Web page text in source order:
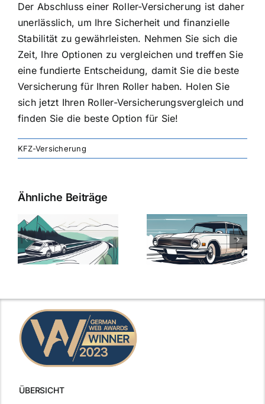
Der Abschluss einer Roller-Versicherung ist daher
unerlässlich, um Ihre Sicherheit und finanzielle
Stabilität zu gewährleisten. Nehmen Sie sich die
Zeit, Ihre Optionen zu vergleichen und treffen Sie
eine fundierte Entscheidung, damit Sie die beste
Versicherung für Ihren Roller haben. Holen Sie
sich jetzt Ihren Roller-Versicherungsvergleich und
finden Sie die beste Option für Sie!
KFZ-Versicherung
Ähnliche Beiträge
Versicherung:
Günstige Kfz-
Versicherungstarife
mit Top-
Kfz-
Die besten
Angebote im
ÜBERSICHT